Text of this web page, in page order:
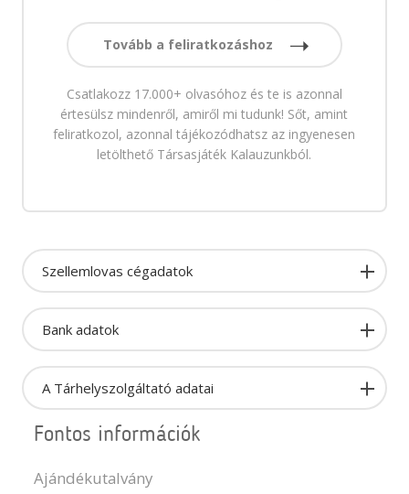
Tovább a feliratkozáshoz
Csatlakozz 17.000+ olvasóhoz és te is azonnal
értesülsz mindenről, amiről mi tudunk! Sőt, amint
feliratkozol, azonnal tájékozódhatsz az ingyenesen
letölthető Társasjáték Kalauzunkból.
Szellemlovas cégadatok
Bank adatok
A Tárhelyszolgáltató adatai
Fontos információk
Ajándékutalvány